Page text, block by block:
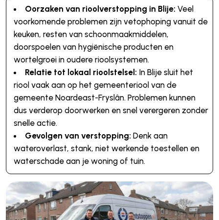
Oorzaken van rioolverstopping in Blije: Veel
voorkomende problemen zijn vetophoping vanuit de
keuken, resten van schoonmaakmiddelen,
doorspoelen van hygiënische producten en
wortelgroei in oudere rioolsystemen.
Relatie tot lokaal rioolstelsel: In Blije sluit het
riool vaak aan op het gemeenteriool van de
gemeente Noardeast-Fryslân. Problemen kunnen
dus verderop doorwerken en snel verergeren zonder
snelle actie.
Gevolgen van verstopping: Denk aan
wateroverlast, stank, niet werkende toestellen en
waterschade aan je woning of tuin.